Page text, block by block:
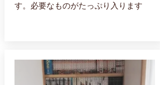
す。必要なものがたっぷり入ります